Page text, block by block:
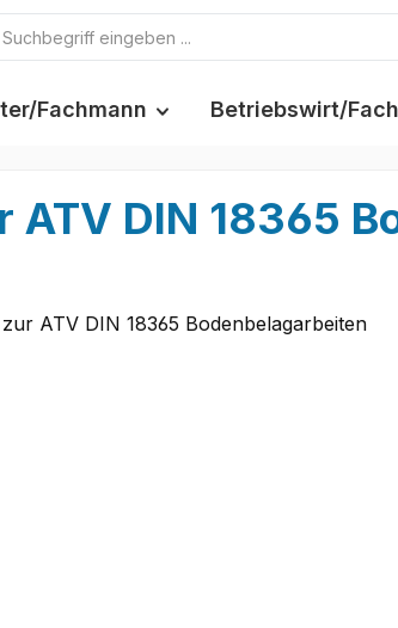
Fachmann Betriebswirt/
ATV DIN 18365